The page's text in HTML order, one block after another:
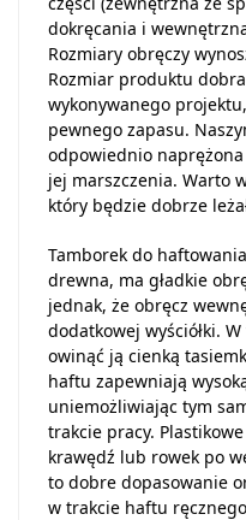
dokręcania i
Rozmiary obręczy
Rozmiar produktu
wykonywanego
pewnego zapasu.
odpowiednio
jej marszczenia. Warto
który będzie dobrze
Tamborek do
drewna, ma gładkie
jednak, że obręcz
dodatkowej wyściółki.
owinąć ją cienką
haftu zapewniają
uniemożliwiając tym
trakcie pracy.
krawędź lub rowek po
to dobre dopasowanie
w trakcie haftu